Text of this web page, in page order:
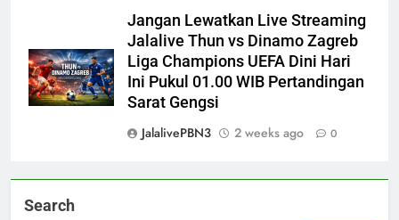
Jangan Lewatkan Live Streaming
Jalalive Thun vs Dinamo Zagreb
Liga Champions UEFA Dini Hari
Ini Pukul 01.00 WIB Pertandingan
Sarat Gengsi
JalalivePBN3
2 weeks ago 0
Search